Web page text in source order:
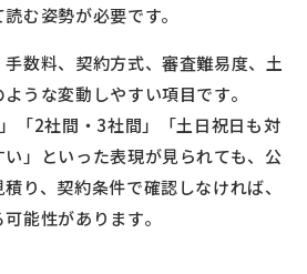
む姿勢が必要です。
数料、契約方式、審査難易度、土
うな変動しやすい項目です。
「2社間・3社間」「土日祝日も対
」といった表現が見られても、公
り、契約条件で確認しなければ、
能性があります。